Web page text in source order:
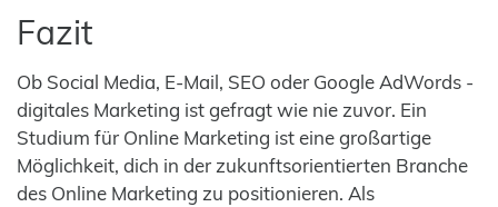
Fazit
Ob Social Media, E-Mail, SEO oder Google AdWords -
digitales Marketing ist gefragt wie nie zuvor. Ein
Studium für Online Marketing ist eine großartige
Möglichkeit, dich in der zukunftsorientierten Branche
des Online Marketing zu positionieren. Als